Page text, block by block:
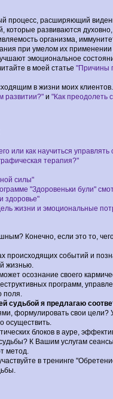
процесс, расширяющий
которые развиваются
организма,
при умелом их
эмоциональное
в моей статье "Причины
в жизни моих
развитии?"и "Как преодолеть
или как научиться
терапия?"
силы"
"Здоровеньки були"
здоровье"
жизни и эмоциональные
Конечно, если это то,
происходящих событий и
жизнью.
осознание своего
программ,
поля.
судьбой я предлагаю
формулировать свои цели?
осуществить.
блоков в ауре,
К Вашим услугам сеансы
метод.
в тренинге